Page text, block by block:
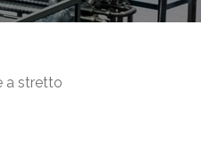
a stretto